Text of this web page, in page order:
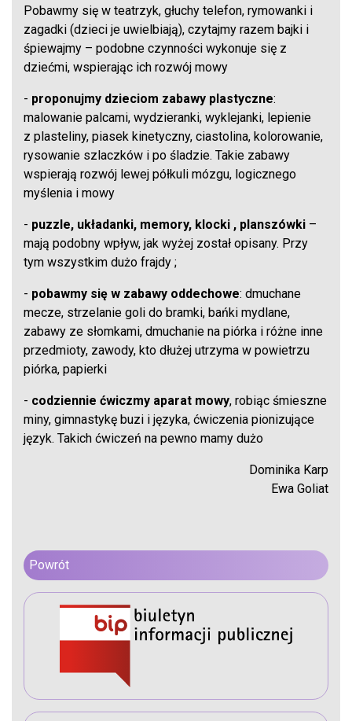
Pobawmy się w teatrzyk, głuchy telefon, rymowanki i
zagadki (dzieci je uwielbiają), czytajmy razem bajki i
śpiewajmy – podobne czynności wykonuje się z
dziećmi, wspierając ich rozwój mowy
- proponujmy dzieciom zabawy plastyczne:
malowanie palcami, wydzieranki, wyklejanki, lepienie
z plasteliny, piasek kinetyczny, ciastolina, kolorowanie,
rysowanie szlaczków i po śladzie. Takie zabawy
wspierają rozwój lewej półkuli mózgu, logicznego
myślenia i mowy
- puzzle, układanki, memory, klocki , planszówki –
mają podobny wpływ, jak wyżej został opisany. Przy
tym wszystkim dużo frajdy ;
- pobawmy się w zabawy oddechowe: dmuchane
mecze, strzelanie goli do bramki, bańki mydlane,
zabawy ze słomkami, dmuchanie na piórka i różne inne
przedmioty, zawody, kto dłużej utrzyma w powietrzu
piórka, papierki
- codziennie ćwiczmy aparat mowy, robiąc śmieszne
miny, gimnastykę buzi i języka, ćwiczenia pionizujące
język. Takich ćwiczeń na pewno mamy dużo
Dominika Karp
Ewa Goliat
Powrót